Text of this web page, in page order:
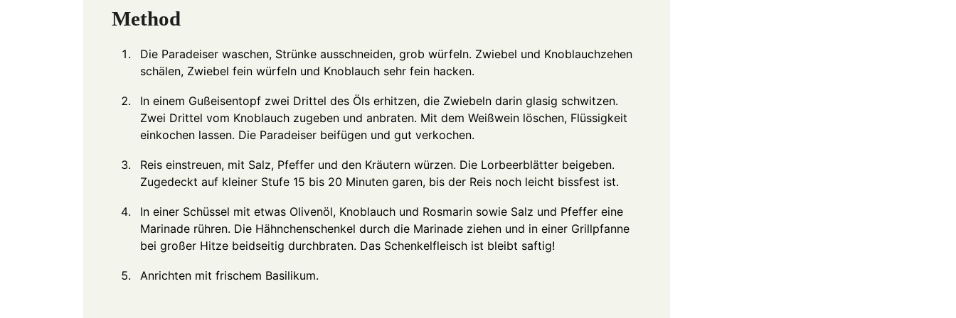
Method
Die Paradeiser waschen, Strünke ausschneiden, grob würfeln. Zwiebel und Knoblauchzehen
schälen, Zwiebel fein würfeln und Knoblauch sehr fein hacken.
In einem Gußeisentopf zwei Drittel des Öls erhitzen, die Zwiebeln darin glasig schwitzen.
Zwei Drittel vom Knoblauch zugeben und anbraten. Mit dem Weißwein löschen, Flüssigkeit
einkochen lassen. Die Paradeiser beifügen und gut verkochen.
Reis einstreuen, mit Salz, Pfeffer und den Kräutern würzen. Die Lorbeerblätter beigeben.
Zugedeckt auf kleiner Stufe 15 bis 20 Minuten garen, bis der Reis noch leicht bissfest ist.
In einer Schüssel mit etwas Olivenöl, Knoblauch und Rosmarin sowie Salz und Pfeffer eine
Marinade rühren. Die Hähnchenschenkel durch die Marinade ziehen und in einer Grillpfanne
bei großer Hitze beidseitig durchbraten. Das Schenkelfleisch ist bleibt saftig!
Anrichten mit frischem Basilikum.